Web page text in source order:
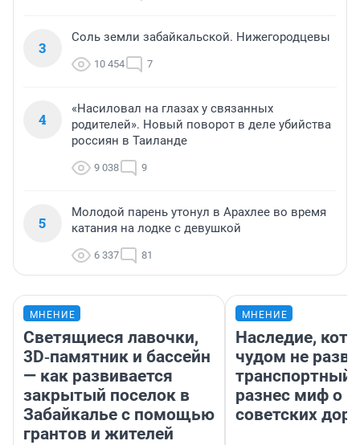
3
Соль земли забайкальской. Нижегородцевы
10 454 7
4
«Насиловал на глазах у связанных
родителей». Новый поворот в деле убийства
россиян в Таиланде
9 038 9
5
Молодой парень утонул в Арахлее во время
катания на лодке с девушкой
6 337 81
МНЕНИЕ
Светящиеся лавочки,
3D‑памятник и бассейн
— как развивается
закрытый поселок в
Забайкалье с помощью
грантов и жителей
МНЕНИЕ
Наследие,
чудом не
транспортный
разнес миф о
советских